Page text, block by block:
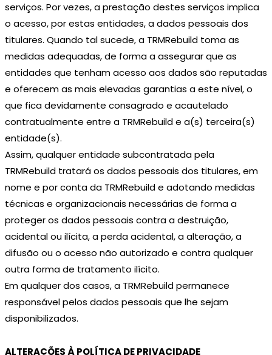
serviços. Por vezes, a prestação destes serviços implica
o acesso, por estas entidades, a dados pessoais dos
titulares. Quando tal sucede, a TRMRebuild toma as
medidas adequadas, de forma a assegurar que as
entidades que tenham acesso aos dados são reputadas
e oferecem as mais elevadas garantias a este nível, o
que fica devidamente consagrado e acautelado
contratualmente entre a TRMRebuild e a(s) terceira(s)
entidade(s).
Assim, qualquer entidade subcontratada pela
TRMRebuild tratará os dados pessoais dos titulares, em
nome e por conta da TRMRebuild e adotando medidas
técnicas e organizacionais necessárias de forma a
proteger os dados pessoais contra a destruição,
acidental ou ilícita, a perda acidental, a alteração, a
difusão ou o acesso não autorizado e contra qualquer
outra forma de tratamento ilícito.
Em qualquer dos casos, a TRMRebuild permanece
responsável pelos dados pessoais que lhe sejam
disponibilizados.
ALTERAÇÕES À POLÍTICA DE PRIVACIDADE